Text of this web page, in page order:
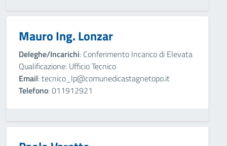
Mauro Ing. Lonzar
Deleghe/Incarichi: Conferimento Incarico di Elevata
Qualificazione: Ufficio Tecnico
Email: tecnico_lp@comunedicastagnetopo.it
Telefono: 011912921